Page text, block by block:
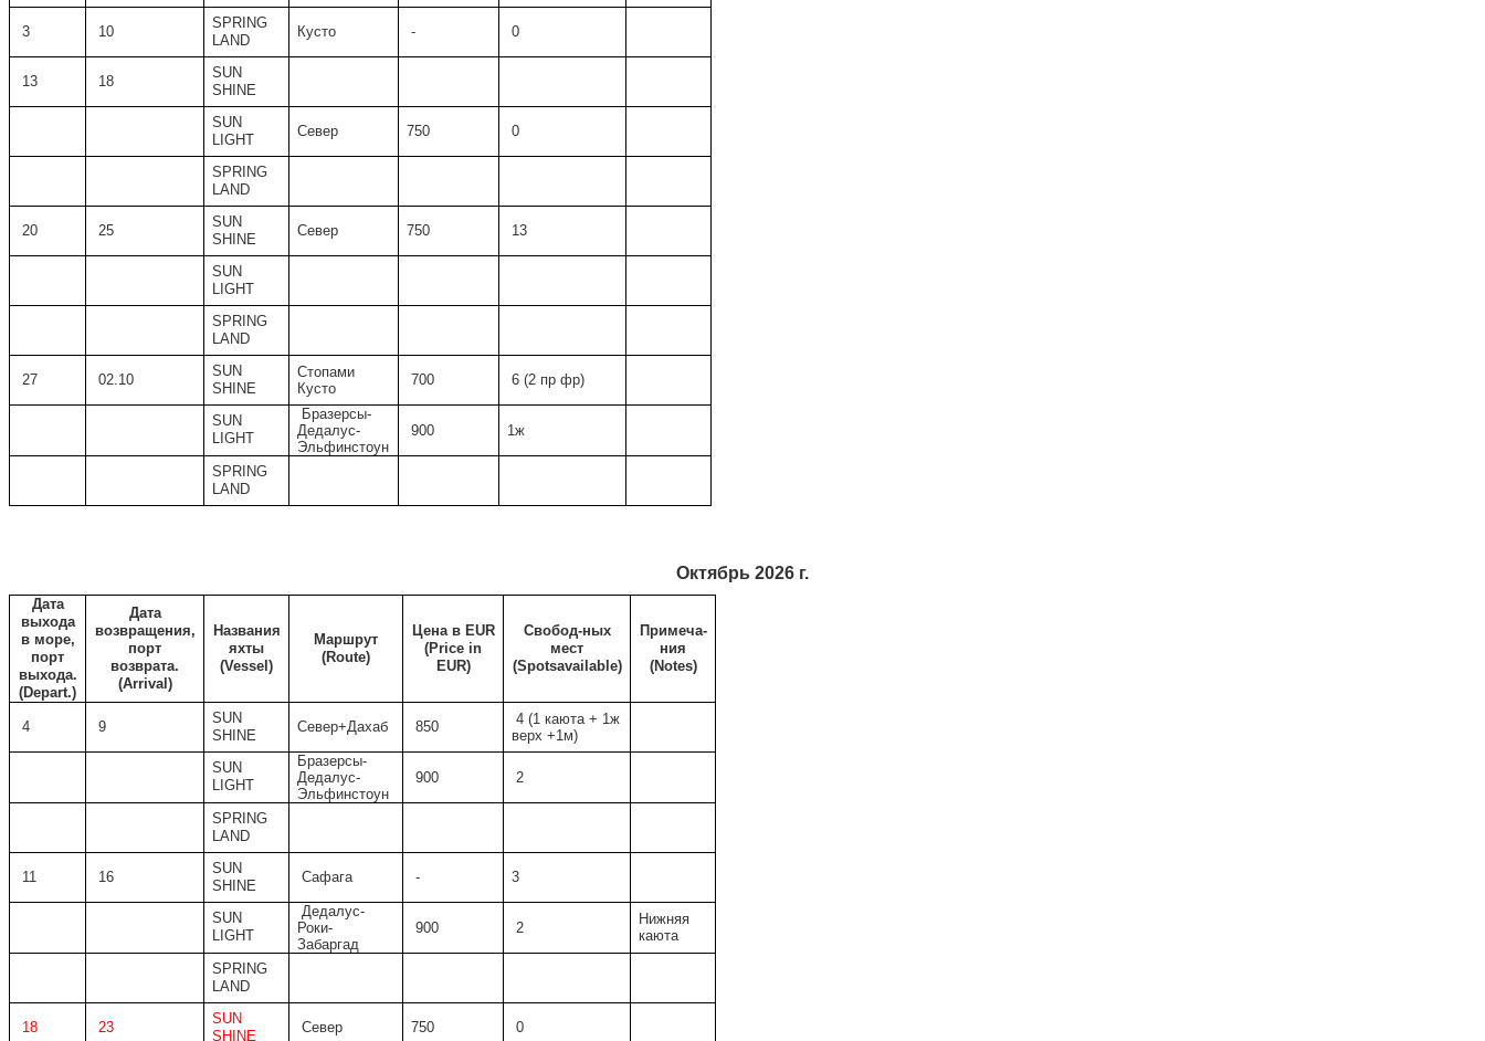
3 10
SPRING
LAND
Кусто - 0
13 18
SUN
SHINE
SUN
LIGHT
Север 750 0
SPRING
LAND
20 25
SUN
SHINE
Север 750 13
SUN
LIGHT
SPRING
LAND
27 02.10
SUN
SHINE
Стопами
Кусто
700 6 (2 пр фр)
SUN
LIGHT
Бразерсы-
Дедалус-
Эльфинстоун
900 1ж
SPRING
LAND
Октябрь 2026 г.
Дата
выхода
в море,
порт
выхода.
(Depart.)
Дата
возвращения,
порт
возврата.
(Arrival)
Названия
яхты
(Vessel)
Маршрут
(Route)
ЦенавEUR
(Price in
EUR)
Свобод-ных
мест
(Spotsavailable)
Примеча-
ния
(Notes)
4 9
SUN
SHINE
Север+Дахаб 850
4 (1 каюта + 1ж
верх +1м)
SUN
LIGHT
Бразерсы-
Дедалус-
Эльфинстоун
900 2
SPRING
LAND
11 16
SUN
SHINE
Сафага - 3
SUN
LIGHT
Дедалус-
Роки-
Забаргад
900 2
Нижняя
каюта
SPRING
LAND
18 23
SUN
SHINE
Север 750 0